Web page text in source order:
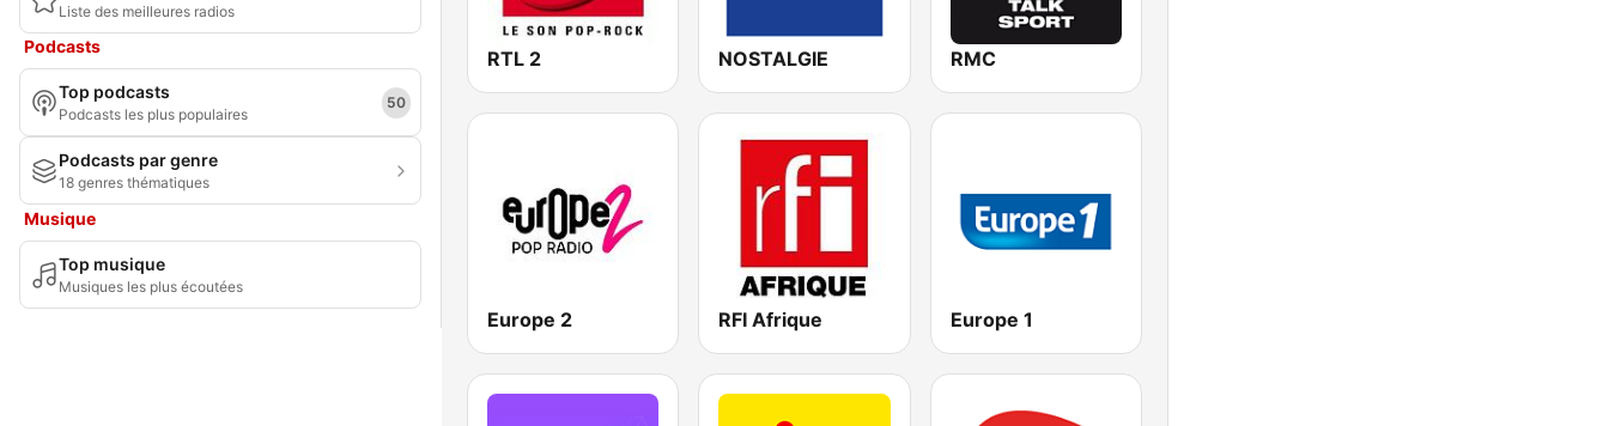
Liste des meilleures radios
Podcasts
Top podcasts
Podcasts les plus populaires
50
Podcasts par genre
18 genres thématiques
Musique
Top musique
Musiques les plus écoutées
RTL 2 NOSTALGIE RMC
Europe 2 RFI Afrique Europe 1